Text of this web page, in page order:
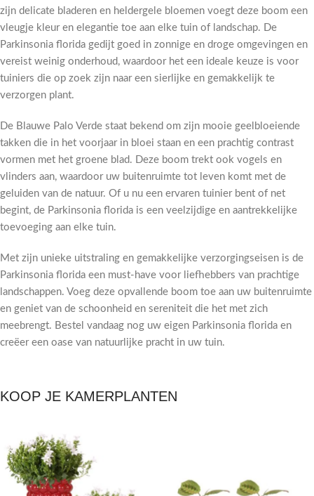
zijn delicate bladeren en heldergele bloemen voegt deze boom een
vleugje kleur en elegantie toe aan elke tuin of landschap. De
Parkinsonia florida gedijt goed in zonnige en droge omgevingen en
vereist weinig onderhoud, waardoor het een ideale keuze is voor
tuiniers die op zoek zijn naar een sierlijke en gemakkelijk te
verzorgen plant.
De Blauwe Palo Verde staat bekend om zijn mooie geelbloeiende
takken die in het voorjaar in bloei staan en een prachtig contrast
vormen met het groene blad. Deze boom trekt ook vogels en
vlinders aan, waardoor uw buitenruimte tot leven komt met de
geluiden van de natuur. Of u nu een ervaren tuinier bent of net
begint, de Parkinsonia florida is een veelzijdige en aantrekkelijke
toevoeging aan elke tuin.
Met zijn unieke uitstraling en gemakkelijke verzorgingseisen is de
Parkinsonia florida een must-have voor liefhebbers van prachtige
landschappen. Voeg deze opvallende boom toe aan uw buitenruimte
en geniet van de schoonheid en sereniteit die het met zich
meebrengt. Bestel vandaag nog uw eigen Parkinsonia florida en
creëer een oase van natuurlijke pracht in uw tuin.
KOOP JE KAMERPLANTEN